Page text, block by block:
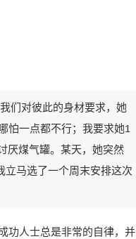
们对彼此的身材要求，她
怕一点都不行；我要求她1
厌煤气罐。某天，她突然
马选了一个周末安排这次
功人士总是非常的自律，并